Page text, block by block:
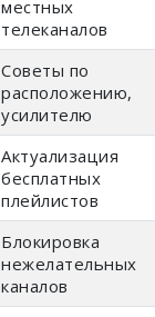
местных
телеканалов
Советы по
расположению,
усилителю
Актуализация
бесплатных
плейлистов
Блокировка
нежелательных
каналов